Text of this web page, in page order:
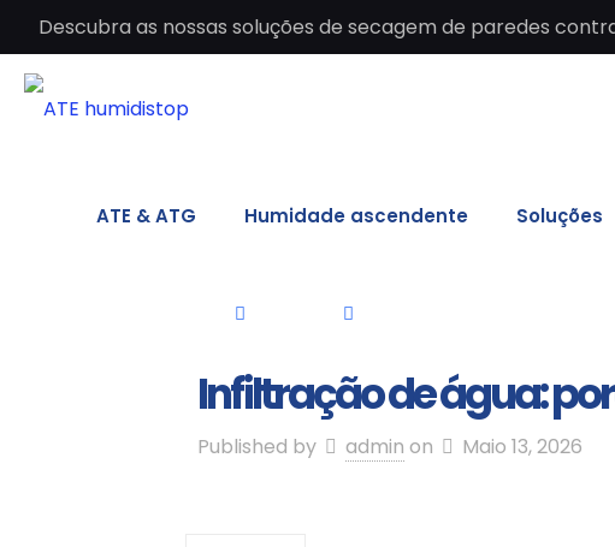
Descubra as nossas soluções de secagem de paredes contra
ATE & ATG Humidade ascendente Soluções
Infiltração de água:
Published by admin on Maio 13, 2026